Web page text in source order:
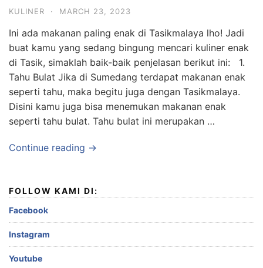
KULINER · MARCH 23, 2023
Ini ada makanan paling enak di Tasikmalaya lho! Jadi
buat kamu yang sedang bingung mencari kuliner enak
di Tasik, simaklah baik-baik penjelasan berikut ini: 1.
Tahu Bulat Jika di Sumedang terdapat makanan enak
seperti tahu, maka begitu juga dengan Tasikmalaya.
Disini kamu juga bisa menemukan makanan enak
seperti tahu bulat. Tahu bulat ini merupakan …
Continue reading →
FOLLOW KAMI DI:
Facebook
Instagram
Youtube